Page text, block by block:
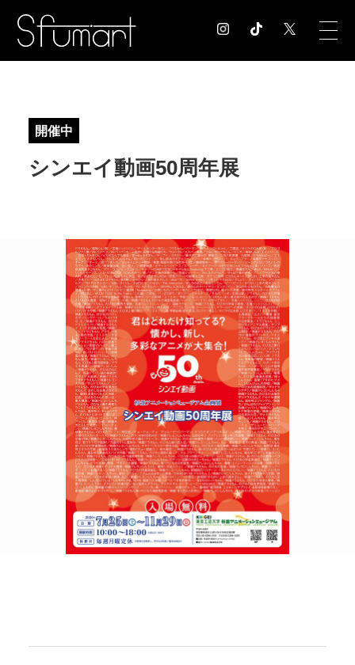
EXHIBITION 展覧会情報
NEWS お知らせ
CONTACT お問合せ
POLICY COMPANY
開催中
シンエイ動画50周年展